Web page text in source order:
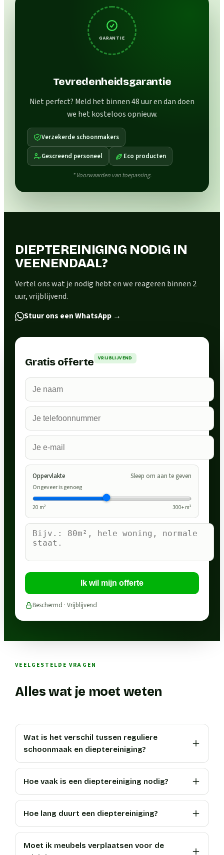
GARANTIE
Tevredenheidsgarantie
Niet perfect? Meld het binnen 48 uur en dan doen
we het kosteloos opnieuw.
Verzekerde schoonmakers
Gescreend personeel Eco producten
* Voorwaarden van toepassing.
DIEPTEREINIGING NODIG IN
VEENENDAAL?
Vertel ons wat je nodig hebt en we reageren binnen 2
uur, vrijblijvend.
Stuur ons een WhatsApp →
Gratis offerte VRIJBLIJVEND
Oppervlakte Sleep om aan te geven
Ongeveer is genoeg
20 m² 300+ m²
Ik wil mijn offerte
Beschermd · Vrijblijvend
VEELGESTELDE VRAGEN
Alles wat je moet weten
Wat is het verschil tussen reguliere
schoonmaak en dieptereiniging?
Hoe vaak is een dieptereiniging nodig?
Hoe lang duurt een dieptereiniging?
Moet ik meubels verplaatsen voor de